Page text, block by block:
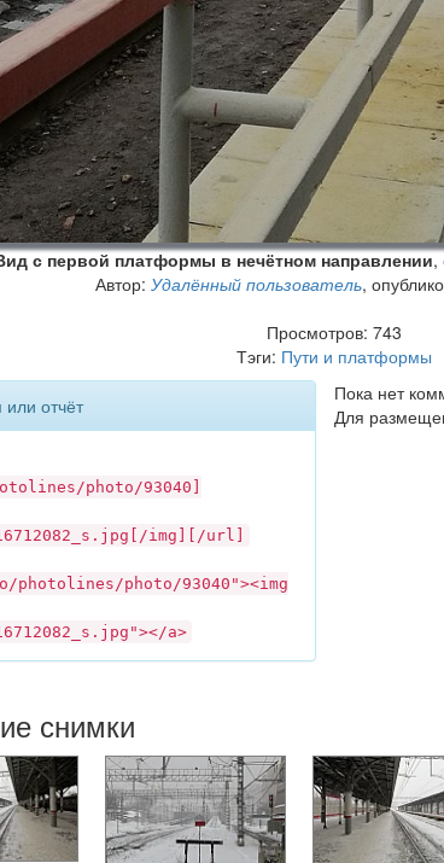
с первой платформы в нечётном направлении,
Автор: Удалённый пользователь,
Просмотров: 743
Тэги: Пути и платформы
отчёт
photo/93040]
img][/url]
/photolines/photo/93040"><img
a>
Пока нет
Для
снимки